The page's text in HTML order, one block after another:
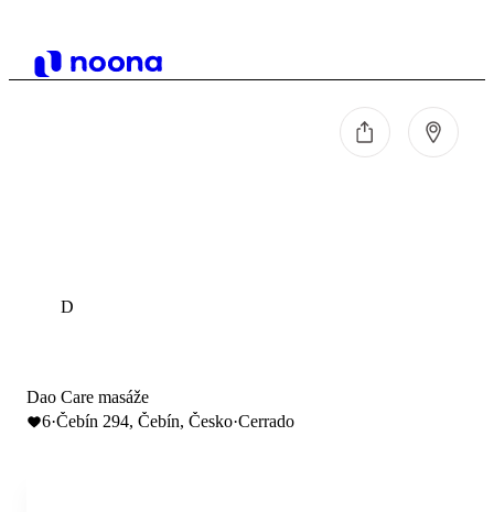
D
Dao Care masáže
6·Čebín 294, Čebín, Česko·Cerrado